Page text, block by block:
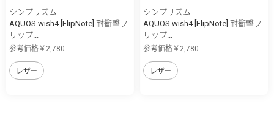
シンプリズム
AQUOS wish4 [FlipNote] 耐衝撃フ
リップ...
参考価格￥2,780
レザー
シンプリズム
AQUOS wish4 [FlipNote] 耐衝撃フ
リップ...
参考価格￥2,780
レザー